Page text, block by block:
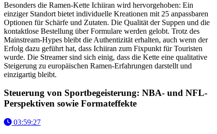
Besonders die Ramen-Kette Ichiiran wird hervorgehoben: Ein
einziger Standort bietet individuelle Kreationen mit 25 anpassbaren
Optionen für Schärfe und Zutaten. Die Qualität der Suppen und die
kontaktlose Bestellung über Formulare werden gelobt. Trotz des
Mainstream-Hypes bleibt die Authentizität erhalten, auch wenn der
Erfolg dazu geführt hat, dass Ichiiran zum Fixpunkt für Touristen
wurde. Die Streamer sind sich einig, dass die Kette eine qualitative
Steigerung zu europäischen Ramen-Erfahrungen darstellt und
einzigartig bleibt.
Steuerung von Sportbegeisterung: NBA- und NFL-
Perspektiven sowie Formateffekte
03:59:27